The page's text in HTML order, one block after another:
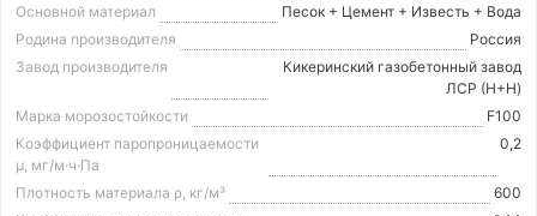
Основной материал
Песок + Цемент + Известь + Вода
Родина производителя
Россия
Завод производителя
Кикеринский газобетонный завод
ЛСР (H+H)
Марка морозостойкости
F100
Коэффициент паропроницаемости
μ, мг/м·ч·Па
0,2
Плотность материала ρ, кг/м³
600